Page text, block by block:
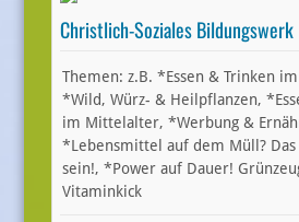
Christlich-Soziales Bildungswerk
Themen: z.B. *Essen & Trinken
*Wild, Würz- & Heilpflanzen,
im Mittelalter, *Werbung &
*Lebensmittel auf dem Müll? Das
sein!, *Power auf Dauer!
Vitaminkick